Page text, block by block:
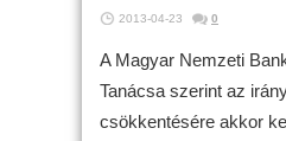
2013-04-23 0
A Magyar Nemzeti
Tanácsa szerint az
csökkentésére akkor